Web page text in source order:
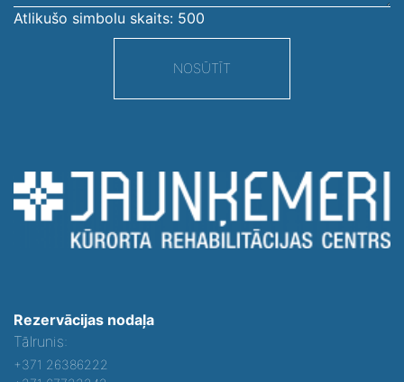
Atlikušo simbolu skaits: 500
NOSŪTĪT
Rezervācijas nodaļa
Tālrunis:
+371 26386222